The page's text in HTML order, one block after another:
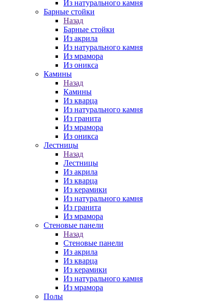
Из натурального камня
Барные стойки
Назад
Барные стойки
Из акрила
Из натурального камня
Из мрамора
Из оникса
Камины
Назад
Камины
Из кварца
Из натурального камня
Из гранита
Из мрамора
Из оникса
Лестницы
Назад
Лестницы
Из акрила
Из кварца
Из керамики
Из натурального камня
Из гранита
Из мрамора
Стеновые панели
Назад
Стеновые панели
Из акрила
Из кварца
Из керамики
Из натурального камня
Из мрамора
Полы